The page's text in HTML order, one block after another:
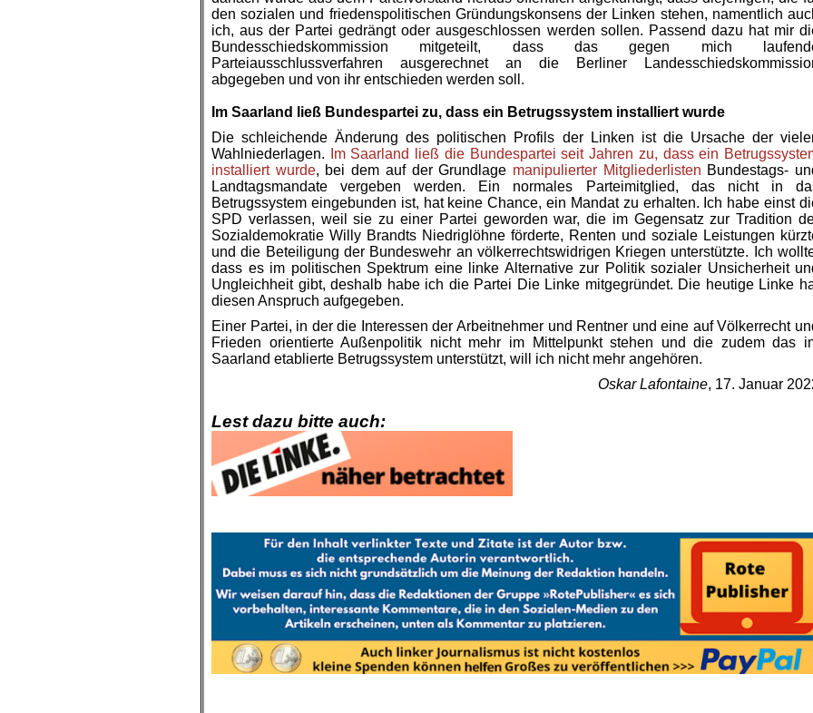
den sozialen und friedenspolitischen Gründungskonsens der Linken stehen, namentlich
ich, aus der Partei gedrängt oder ausgeschlossen werden sollen. Passend dazu hat mir
Bundesschiedskommission mitgeteilt, dass das gegen mich
Parteiausschlussverfahren ausgerechnet an die Berliner
abgegeben und von ihr entschieden werden soll.
Im Saarland ließ Bundespartei zu, dass ein Betrugssystem installiert wurde
Die schleichende Änderung des politischen Profils der Linken ist die Ursache der
Wahlniederlagen.
Im Saarland ließ die Bundespartei seit Jahren zu, dass ein
installiert wurde, bei dem auf der Grundlage manipulierter Mitgliederlisten Bundestags-
Landtagsmandate vergeben werden. Ein normales Parteimitglied, das nicht in
Betrugssystem eingebunden ist, hat keine Chance, ein Mandat zu erhalten. Ich habe einst
SPD verlassen, weil sie zu einer Partei geworden war, die im Gegensatz zur Tradition
Sozialdemokratie Willy Brandts Niedriglöhne förderte, Renten und soziale Leistungen
und die Beteiligung der Bundeswehr an völkerrechtswidrigen Kriegen unterstützte. Ich
dass es im politischen Spektrum eine linke Alternative zur Politik sozialer Unsicherheit
Ungleichheit gibt, deshalb habe ich die Partei Die Linke mitgegründet. Die heutige Linke
diesen Anspruch aufgegeben.
Einer Partei, in der die Interessen der Arbeitnehmer und Rentner und eine auf Völkerrecht
Frieden orientierte Außenpolitik nicht mehr im Mittelpunkt stehen und die zudem das
Saarland etablierte Betrugssystem unterstützt, will ich nicht mehr angehören.
Oskar Lafontaine, 17. Januar
Lest dazu bitte auch: